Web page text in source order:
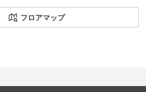
フロアマップ